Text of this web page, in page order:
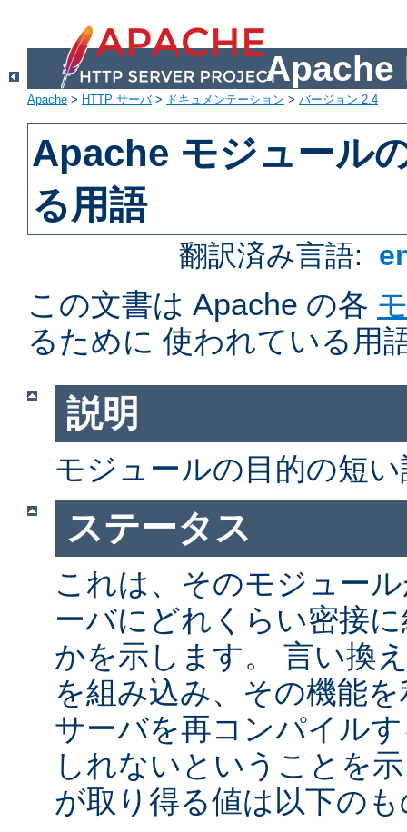
Apache
Apache > HTTP サーバ> ドキュメンテーション > バージョン 2.4
Apache モジュール
る用語
翻訳済み言語:
この文書は Apache の各
るために 使われている用
説明
モジュールの目的の短
ステータス
これは、そのモジュー
ーバにどれくらい密接
かを示します。 言い換
を組み込み、その機能
サーバを再コンパイル
しれないということを
が取り得る値は以下の